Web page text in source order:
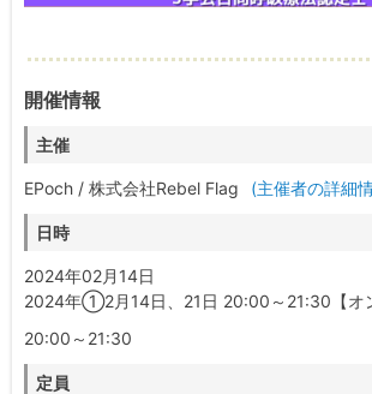
開催情報
主催
EPoch / 株式会社Rebel Flag (主催者の詳細
日時
2024年02月14日
2024年①2月14日、21日 20:00～21:30【オ
20:00～21:30
定員